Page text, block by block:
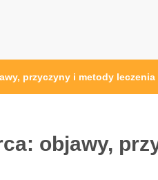
przyczyny i metody leczenia
objawy,